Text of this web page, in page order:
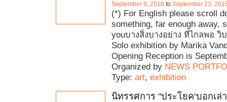
September 9, 2018 to September 23,
(*) For English please scroll
something, far enough away,
youบางสิ่งบางอย่าง ที่ไกลพอ วิ
Solo exhibition by Marika
Opening Reception is
Organized by NEWS
Type: art, exhibition
นิทรรศการ "ประโยค‘บอกเล่